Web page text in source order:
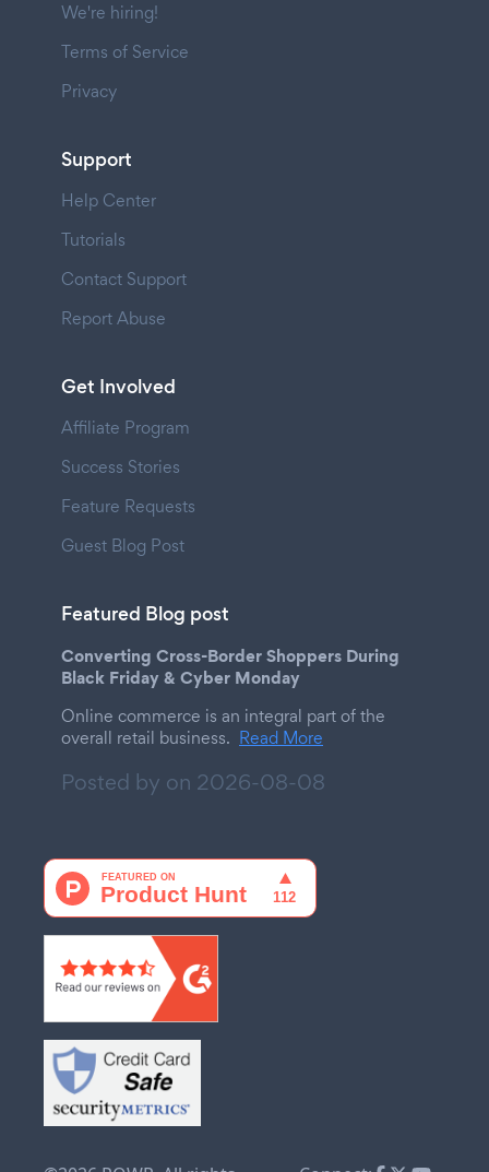
We're hiring!
Terms of Service
Privacy
Support
Help Center
Tutorials
Contact Support
Report Abuse
Get Involved
Affiliate Program
Success Stories
Feature Requests
Guest Blog Post
Featured Blog post
Converting Cross-Border Shoppers During
Black Friday & Cyber Monday
Online commerce is an integral part of the
overall retail business. Read More
Posted by on 2026-08-08